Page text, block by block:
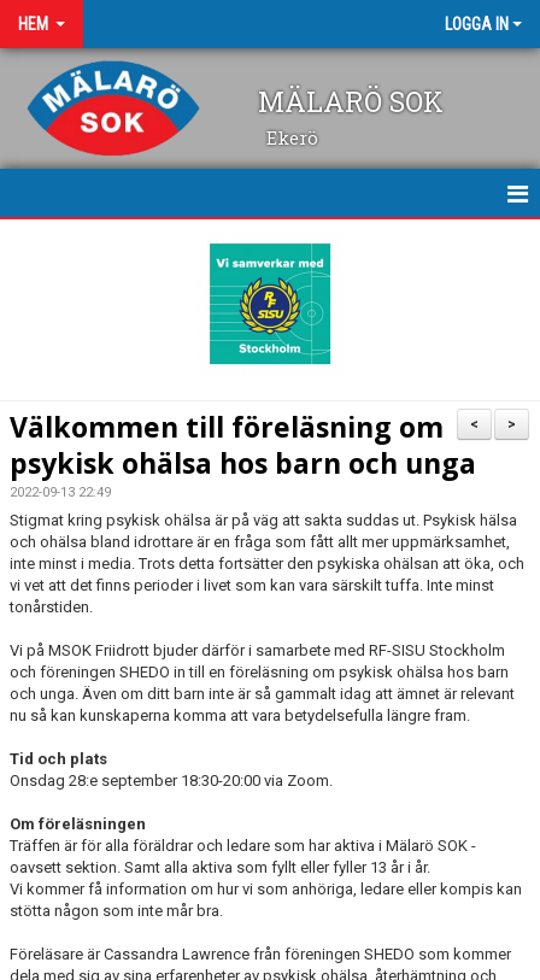
HEM LOGGA IN
MÄLARÖ SOK
Ekerö
KONTAKT
>
<
Välkommen till föreläsning om
psykisk ohälsa hos barn och unga
2022-09-13 22:49
Stigmat kring psykisk ohälsa är på väg att sakta suddas ut. Psykisk hälsa
och ohälsa bland idrottare är en fråga som fått allt mer uppmärksamhet,
inte minst i media. Trots detta fortsätter den psykiska ohälsan att öka, och
vi vet att det finns perioder i livet som kan vara särskilt tuffa. Inte minst
tonårstiden.
Vi på MSOK Friidrott bjuder därför i samarbete med RF-SISU Stockholm
och föreningen SHEDO in till en föreläsning om psykisk ohälsa hos barn
och unga. Även om ditt barn inte är så gammalt idag att ämnet är relevant
nu så kan kunskaperna komma att vara betydelsefulla längre fram.
Tid och plats
Onsdag 28:e september 18:30-20:00 via Zoom.
Om föreläsningen
Träffen är för alla föräldrar och ledare som har aktiva i Mälarö SOK -
oavsett sektion. Samt alla aktiva som fyllt eller fyller 13 år i år.
Vi kommer få information om hur vi som anhöriga, ledare eller kompis kan
stötta någon som inte mår bra.
Föreläsare är Cassandra Lawrence från föreningen SHEDO som kommer
dela med sig av sina erfarenheter av psykisk ohälsa, återhämtning och